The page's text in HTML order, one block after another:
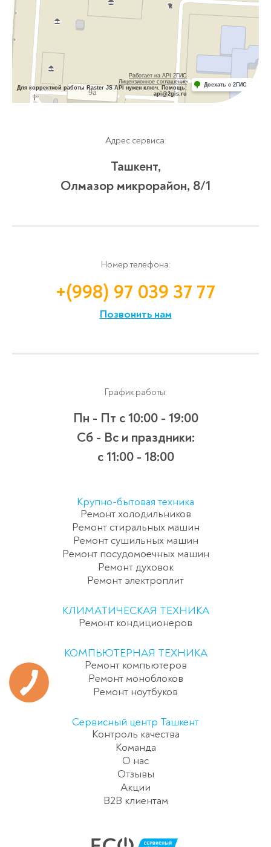
Работает на API 2ГИС
Лицензионное соглашение
Для корректной работы Raster JS API нужен ключ. Помощь:
api@2gis.ru
Доехать с 2ГИС
Адрес сервиса:
Ташкент,
Олмазор микрорайон, 8/1
Номер телефона:
+(998) 97 039 37 77
Позвонить нам
График работы:
Пн - Пт с 10:00 - 19:00
Сб - Вс и праздники:
c 11:00 - 18:00
Крупно-бытовая техника
Ремонт холодильников
Ремонт стиральных машин
Ремонт сушильных машин
Ремонт посудомоечных машин
Ремонт духовок
Ремонт электроплит
КЛИМАТИЧЕСКАЯ ТЕХНИКА
Ремонт кондиционеров
КОМПЬЮТЕРНАЯ ТЕХНИКА
Ремонт компьютеров
Ремонт моноблоков
Ремонт ноутбуков
Сервисный центр Ташкент
Контроль качества
Команда
О нас
Отзывы
Акции
B2B клиентам